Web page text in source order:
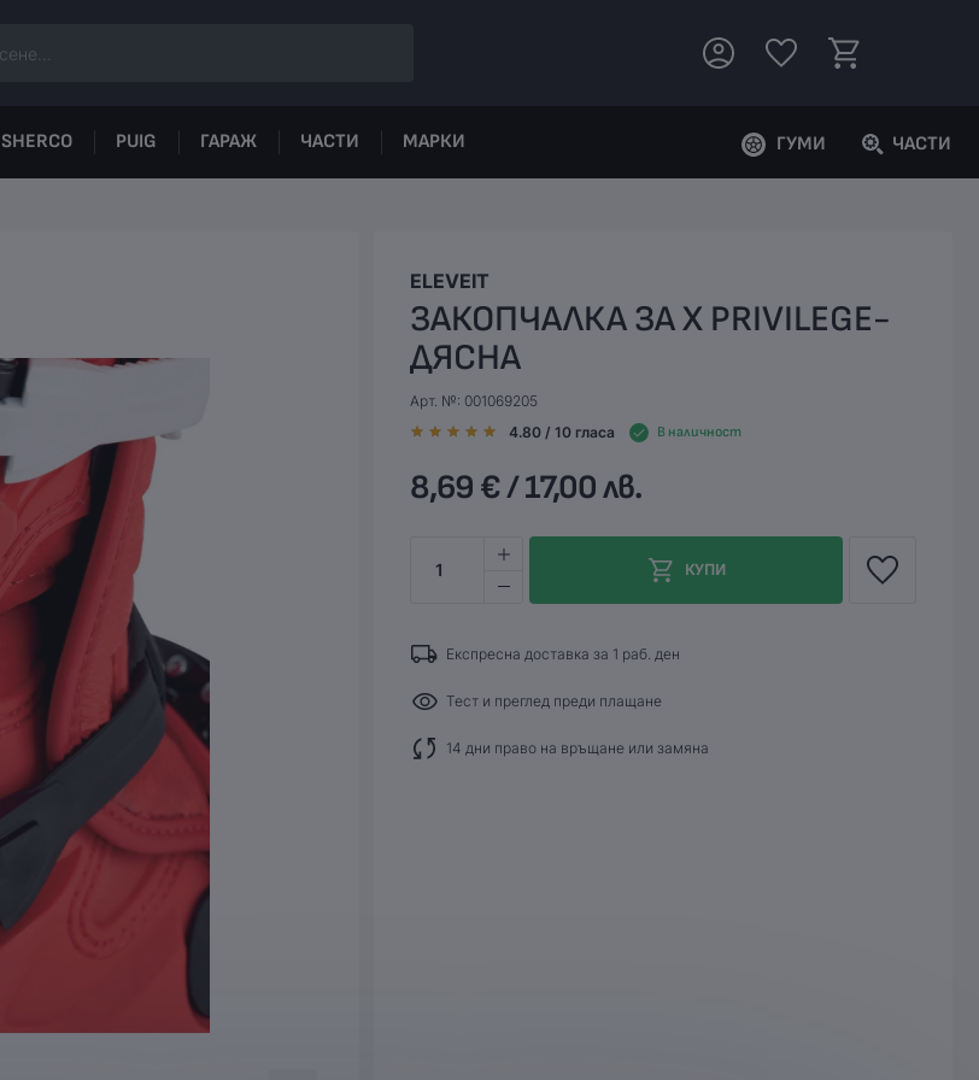
SHERCO PUIG ГАРАЖ ЧАСТИ МАРКИ ГУМИ ЧАСТИ
ELEVEIT
ЗАКОПЧАЛКА ЗА X PRIVILEGE-
ДЯСНА
Арт. №: 001069205
4.80 / 10 гласа В наличност
8,69 € / 17,00 лв.
1 КУПИ
Експресна доставка за 1 раб. ден
Тест и преглед преди плащане
14 дни право на връщане или замяна